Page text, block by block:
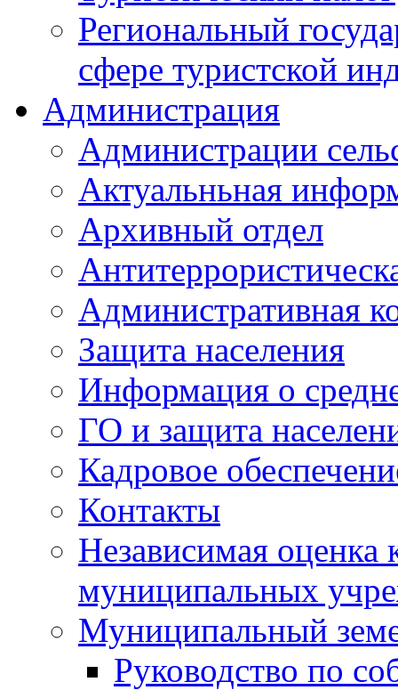
Региональный
сфере туристской
Администрация
Администрации
Актуальньная
Архивный отдел
Административная
Защита населения
Информация о
ГО и защита
Кадровое
Контакты
Независимая оценка
муниципальных
Муниципальный
Руководство по